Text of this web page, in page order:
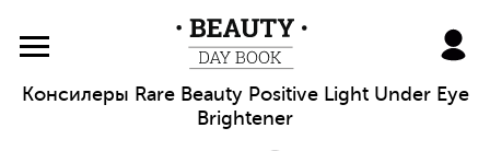
BeautyDayBook
Консилеры Rare Beauty Positive Light Under Eye
Brightener